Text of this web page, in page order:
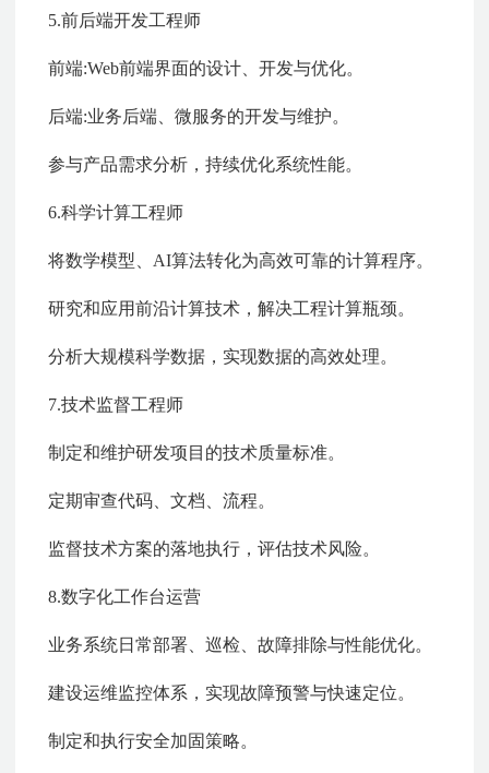
5.前后端开发工程师
前端:Web前端界面的设计、开发与优化。
后端:业务后端、微服务的开发与维护。
参与产品需求分析，持续优化系统性能。
6.科学计算工程师
将数学模型、AI算法转化为高效可靠的计算程序。
研究和应用前沿计算技术，解决工程计算瓶颈。
分析大规模科学数据，实现数据的高效处理。
7.技术监督工程师
制定和维护研发项目的技术质量标准。
定期审查代码、文档、流程。
监督技术方案的落地执行，评估技术风险。
8.数字化工作台运营
业务系统日常部署、巡检、故障排除与性能优化。
建设运维监控体系，实现故障预警与快速定位。
制定和执行安全加固策略。